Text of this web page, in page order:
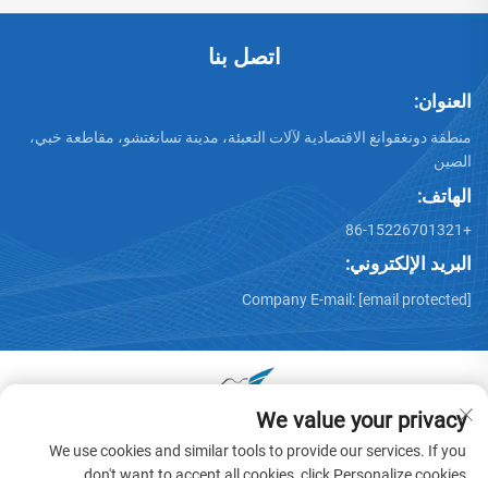
اتصل بنا
العنوان:
منطقة دونغقوانغ الاقتصادية لآلات التعبئة، مدينة تسانغتشو، مقاطعة خبي،
الصين
الهاتف:
+86-15226701321
البريد الإلكتروني:
Company E-mail: [email protected]
جميع الحقوق محفوظة © 2025 بواسطة دونغقوانغ هوايو عربة آلات
المحدودة -سياسة الخصوصية
We value your privacy
We use cookies and similar tools to provide our services. If you